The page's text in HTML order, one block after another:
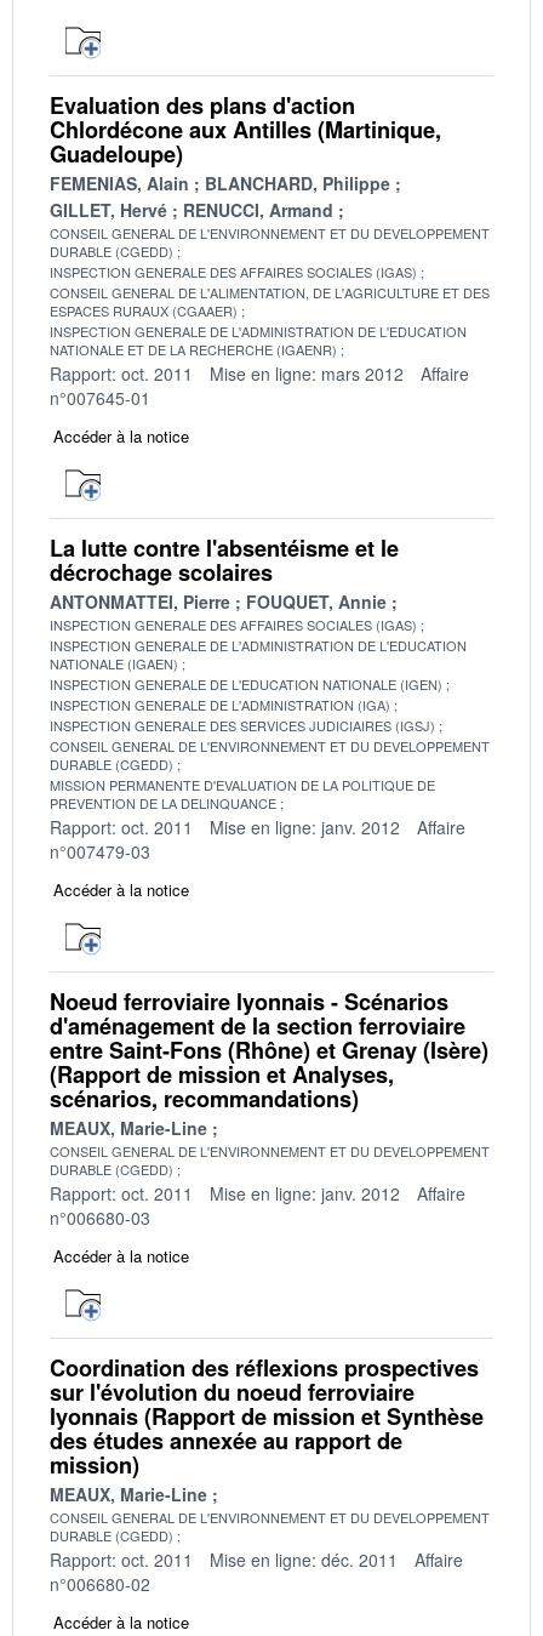
Evaluation des plans d'action
Chlordécone aux Antilles (Martinique,
Guadeloupe)
FEMENIAS, Alain
BLANCHARD, Philippe
GILLET, Hervé
RENUCCI, Armand
CONSEIL GENERAL DE L'ENVIRONNEMENT ET DU DEVELOPPEMENT
DURABLE (CGEDD)
INSPECTION GENERALE DES AFFAIRES SOCIALES (IGAS)
CONSEIL GENERAL DE L'ALIMENTATION, DE L'AGRICULTURE ET DES
ESPACES RURAUX (CGAAER)
INSPECTION GENERALE DE L'ADMINISTRATION DE L'EDUCATION
NATIONALE ET DE LA RECHERCHE (IGAENR)
Rapport: oct. 2011 Mise en ligne: mars 2012
Affaire
n°007645-01
Accéder à la notice
La lutte contre l'absentéisme et le
décrochage scolaires
ANTONMATTEI, Pierre FOUQUET, Annie
INSPECTION GENERALE DES AFFAIRES SOCIALES (IGAS)
INSPECTION GENERALE DE L'ADMINISTRATION DE L'EDUCATION
NATIONALE (IGAEN)
INSPECTION GENERALE DE L'EDUCATION NATIONALE (IGEN)
INSPECTION GENERALE DE L'ADMINISTRATION (IGA)
INSPECTION GENERALE DES SERVICES JUDICIAIRES (IGSJ)
CONSEIL GENERAL DE L'ENVIRONNEMENT ET DU DEVELOPPEMENT
DURABLE (CGEDD)
MISSION PERMANENTE D'EVALUATION DE LA POLITIQUE DE
PREVENTION DE LA DELINQUANCE
Rapport: oct. 2011 Mise en ligne: janv. 2012
Affaire
n°007479-03
Accéder à la notice
Noeud ferroviaire lyonnais - Scénarios
d'aménagement de la section ferroviaire
entre Saint-Fons (Rhône) et Grenay (Isère)
(Rapport de mission et Analyses,
scénarios, recommandations)
MEAUX, Marie-Line
CONSEIL GENERAL DE L'ENVIRONNEMENT ET DU DEVELOPPEMENT
DURABLE (CGEDD)
Rapport: oct. 2011 Mise en ligne: janv. 2012
Affaire
n°006680-03
Accéder à la notice
Coordination des réflexions prospectives
sur l'évolution du noeud ferroviaire
lyonnais (Rapport de mission et Synthèse
des études annexée au rapport de
mission)
MEAUX, Marie-Line
CONSEIL GENERAL DE L'ENVIRONNEMENT ET DU DEVELOPPEMENT
DURABLE (CGEDD)
Rapport: oct. 2011 Mise en ligne: déc. 2011
Affaire
n°006680-02
Accéder à la notice